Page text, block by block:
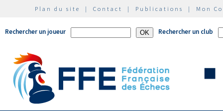
Plan du site | Contact | Publications | Mon
Rechercher un joueur Rechercher un club